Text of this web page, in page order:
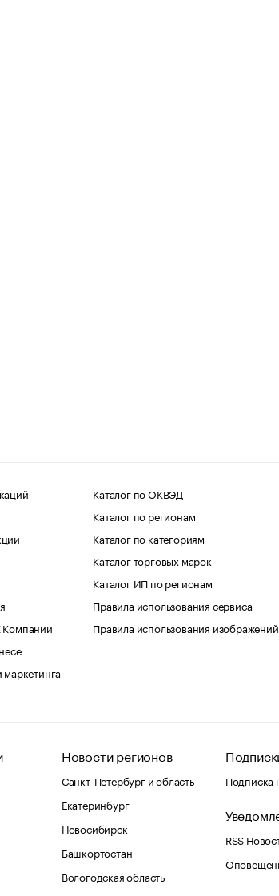
Компании
маркетинга
Каталог по ОКВЭД
Каталог по регионам
Каталог по категориям
Каталог торговых марок
Каталог ИП по регионам
Правила использования сервиса
Правила использования изображений
Новости регионов
Санкт-Петербург и область
Екатеринбург
Новосибирск
Башкортостан
Вологодская область
Подписка
RSS